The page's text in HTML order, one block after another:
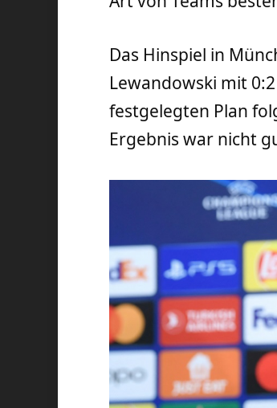
Das Hinspiel in
Lewandowski mit
festgelegten Plan
Ergebnis war nicht